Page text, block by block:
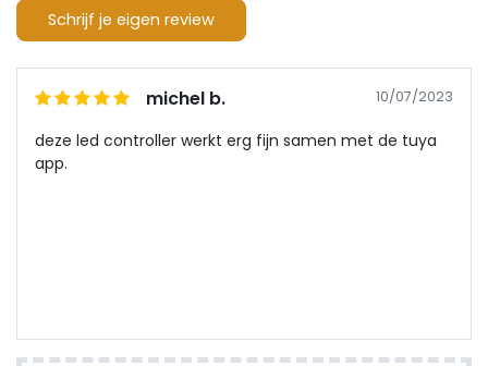
Schrijf je eigen review
michel b. 10/07/2023
deze led controller werkt erg fijn samen met de tuya
app.